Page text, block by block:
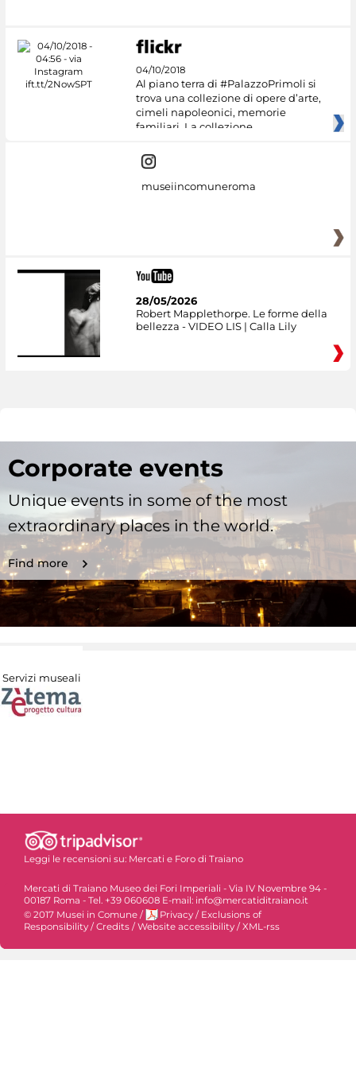
04/10/2018
Al piano terra di #PalazzoPrimoli si
trova una collezione di opere d’arte,
cimeli napoleonici, memorie
familiari. La collezione
museiincomuneroma
28/05/2026
Robert Mapplethorpe. Le forme della
bellezza - VIDEO LIS | Calla Lily
Corporate events
Unique events in some of the most
extraordinary places in the world.
Find more
Servizi museali
Leggi le recensioni su: Mercati e Foro di Traiano
Mercati di Traiano Museo dei Fori Imperiali - Via IV Novembre 94 -
00187 Roma - Tel. +39 060608 E-mail: info@mercatiditraiano.it
© 2017 Musei in Comune / Privacy / Exclusions of
Responsibility / Credits / Website accessibility / XML-rss